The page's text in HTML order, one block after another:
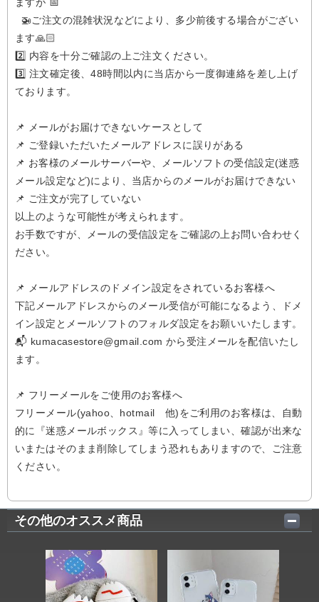
ますが 📅
🚁️ご注文の混雑状況などにより、多少前後する場合がござい
ます🙏🏻
2️⃣ 内容を十分ご確認の上ご注文ください。
3️⃣ 注文確定後、48時間以内に当店から一度御連絡を差し上げ
ております。
📌 メールがお届けできないケースとして
📌 ご登録いただいたメールアドレスに誤りがある
📌 お客様のメールサーバーや、メールソフトの受信設定(迷惑
メール設定など)により、当店からのメールがお届けできない
📌 ご注文が完了していない
以上のような可能性が考えられます。
お手数ですが、メールの受信設定をご確認の上お問い合わせく
ださい。
📌 メールアドレスのドメイン設定をされているお客様へ
下記メールアドレスからのメール受信が可能になるよう、ドメ
イン設定とメールソフトのフォルダ設定をお願いいたします。
📬 kumacasestore@gmail.com から受注メールを配信いたし
ます。
📌 フリーメールをご使用のお客様へ
フリーメール(yahoo、hotmail 他)をご利用のお客様は、自動
的に『迷惑メールボックス』等に入ってしまい、確認が出来な
いまたはそのまま削除してしまう恐れもありますので、ご注意
ください。
その他のオススメ商品